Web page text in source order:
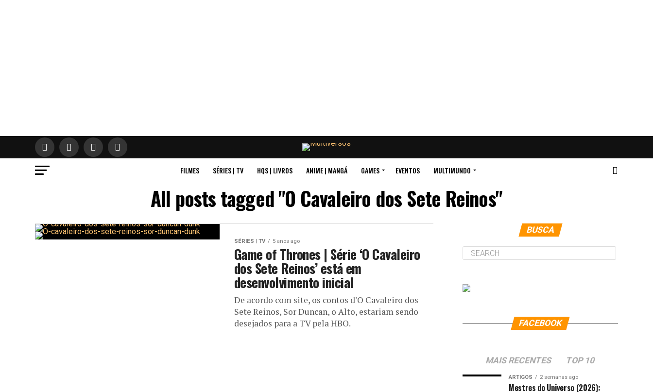
FILMES SÉRIES | TV HQS | LIVROS ANIME | MANGÁ GAMES EVENTOS MULTIMUNDO
All posts tagged "O Cavaleiro dos Sete Reinos"
SÉRIES | TV 5 anos ago
Game of Thrones | Série ‘O Cavaleiro
dos Sete Reinos’ está em
desenvolvimento inicial
De acordo com site, os contos d'O Cavaleiro dos
Sete Reinos, Sor Duncan, o Alto, estariam sendo
desejados para a TV pela HBO.
BUSCA
FACEBOOK
MAIS RECENTES TOP 10
ARTIGOS 2 semanas ago
Mestres do Universo (2026):